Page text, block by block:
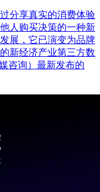
分享真实的消费体验
人购买决策的一种新
展，它已演变为品牌
新经济产业第三方数
咨询）最新发布的